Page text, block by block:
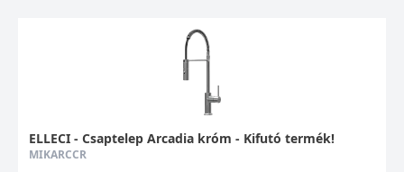
ELLECI - Csaptelep Arcadia króm - Kifutó termék!
MIKARCCR